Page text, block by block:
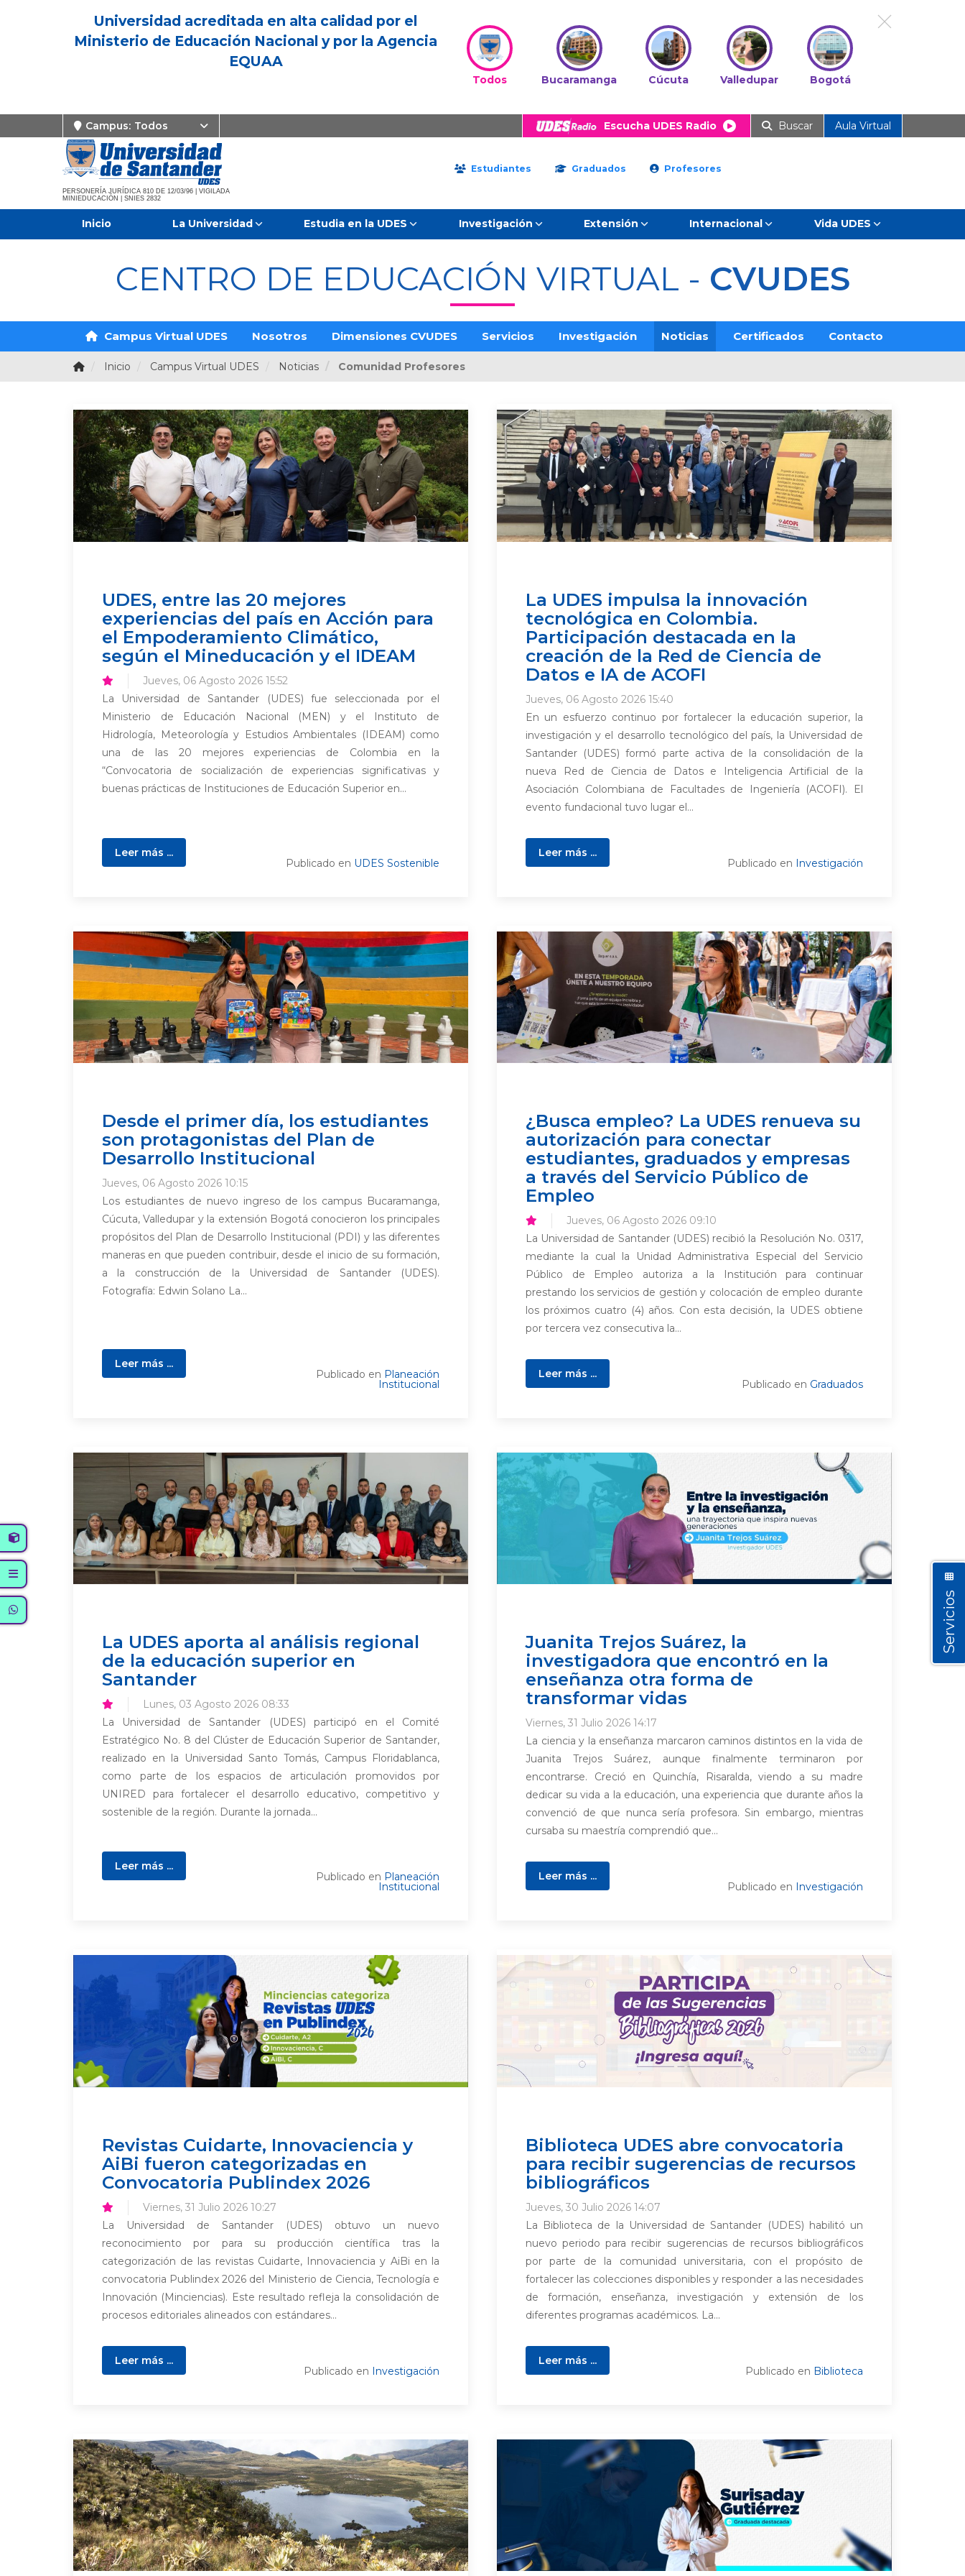
Universidad acreditada en alta calidad por el
Ministerio de Educación Nacional y por la Agencia
EQUAA
Todos Bucaramanga Cúcuta Valledupar Bogotá
Campus: Todos Escucha UDES Radio Buscar Aula Virtual
PERSONERÍA JURÍDICA 810 DE 12/03/96 | VIGILADA
MINIEDUCACIÓN | SNIES 2832
Estudiantes Graduados Profesores
Inicio La Universidad Estudia en la UDES Investigación Extensión Internacional Vida UDES
CENTRO DE EDUCACIÓN VIRTUAL - CVUDES
Campus Virtual UDES Nosotros Dimensiones CVUDES Servicios Investigación Noticias Certificados Contacto
Inicio Campus Virtual UDES Noticias Comunidad Profesores
UDES, entre las 20 mejores
experiencias del país en Acción para
el Empoderamiento Climático,
según el Mineducación y el IDEAM
Jueves, 06 Agosto 2026 15:52
La Universidad de Santander (UDES) fue seleccionada por el
Ministerio de Educación Nacional (MEN) y el Instituto de
Hidrología, Meteorología y Estudios Ambientales (IDEAM) como
una de las 20 mejores experiencias de Colombia en la
“Convocatoria de socialización de experiencias significativas y
buenas prácticas de Instituciones de Educación Superior en...
Leer más ...
Publicado en UDES Sostenible
La UDES impulsa la innovación
tecnológica en Colombia.
Participación destacada en la
creación de la Red de Ciencia de
Datos e IA de ACOFI
Jueves, 06 Agosto 2026 15:40
En un esfuerzo continuo por fortalecer la educación superior, la
investigación y el desarrollo tecnológico del país, la Universidad de
Santander (UDES) formó parte activa de la consolidación de la
nueva Red de Ciencia de Datos e Inteligencia Artificial de la
Asociación Colombiana de Facultades de Ingeniería (ACOFI). El
evento fundacional tuvo lugar el...
Leer más ...
Publicado en Investigación
Desde el primer día, los estudiantes
son protagonistas del Plan de
Desarrollo Institucional
Jueves, 06 Agosto 2026 10:15
Los estudiantes de nuevo ingreso de los campus Bucaramanga,
Cúcuta, Valledupar y la extensión Bogotá conocieron los principales
propósitos del Plan de Desarrollo Institucional (PDI) y las diferentes
maneras en que pueden contribuir, desde el inicio de su formación,
a la construcción de la Universidad de Santander (UDES).
Fotografía: Edwin Solano La...
Leer más ...
Publicado en Planeación
Institucional
¿Busca empleo? La UDES renueva su
autorización para conectar
estudiantes, graduados y empresas
a través del Servicio Público de
Empleo
Jueves, 06 Agosto 2026 09:10
La Universidad de Santander (UDES) recibió la Resolución No. 0317,
mediante la cual la Unidad Administrativa Especial del Servicio
Público de Empleo autoriza a la Institución para continuar
prestando los servicios de gestión y colocación de empleo durante
los próximos cuatro (4) años. Con esta decisión, la UDES obtiene
por tercera vez consecutiva la...
Leer más ...
Publicado en Graduados
La UDES aporta al análisis regional
de la educación superior en
Santander
Lunes, 03 Agosto 2026 08:33
La Universidad de Santander (UDES) participó en el Comité
Estratégico No. 8 del Clúster de Educación Superior de Santander,
realizado en la Universidad Santo Tomás, Campus Floridablanca,
como parte de los espacios de articulación promovidos por
UNIRED para fortalecer el desarrollo educativo, competitivo y
sostenible de la región. Durante la jornada...
Leer más ...
Publicado en Planeación
Institucional
Juanita Trejos Suárez, la
investigadora que encontró en la
enseñanza otra forma de
transformar vidas
Viernes, 31 Julio 2026 14:17
La ciencia y la enseñanza marcaron caminos distintos en la vida de
Juanita Trejos Suárez, aunque finalmente terminaron por
encontrarse. Creció en Quinchía, Risaralda, viendo a su madre
dedicar su vida a la educación, una experiencia que durante años la
convenció de que nunca sería profesora. Sin embargo, mientras
cursaba su maestría comprendió que...
Leer más ...
Publicado en Investigación
Revistas Cuidarte, Innovaciencia y
AiBi fueron categorizadas en
Convocatoria Publindex 2026
Viernes, 31 Julio 2026 10:27
La Universidad de Santander (UDES) obtuvo un nuevo
reconocimiento por para su producción científica tras la
categorización de las revistas Cuidarte, Innovaciencia y AiBi en la
convocatoria Publindex 2026 del Ministerio de Ciencia, Tecnología e
Innovación (Minciencias). Este resultado refleja la consolidación de
procesos editoriales alineados con estándares...
Leer más ...
Publicado en Investigación
Biblioteca UDES abre convocatoria
para recibir sugerencias de recursos
bibliográficos
Jueves, 30 Julio 2026 14:07
La Biblioteca de la Universidad de Santander (UDES) habilitó un
nuevo periodo para recibir sugerencias de recursos bibliográficos
por parte de la comunidad universitaria, con el propósito de
fortalecer las colecciones disponibles y responder a las necesidades
de formación, enseñanza, investigación y extensión de los
diferentes programas académicos. La...
Leer más ...
Publicado en Biblioteca
Servicios